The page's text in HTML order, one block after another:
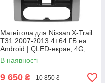
Магнітола для Nissan X-Trail
T31 2007-2013 4+64 ГБ на
Android | QLED-екран, 4G,
Bluetooth
В наявності
9 650 ₴ 10 850 ₴